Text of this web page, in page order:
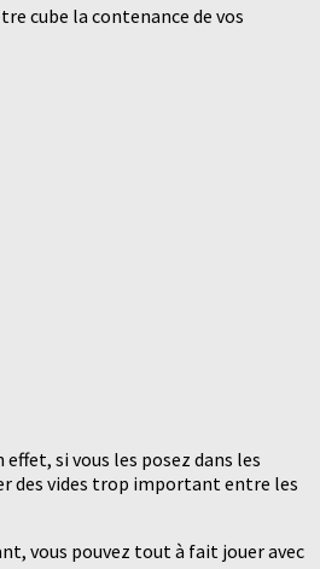
cube la contenance de vos
si vous les posez dans les
des vides trop important entre les
vous pouvez tout à fait jouer avec